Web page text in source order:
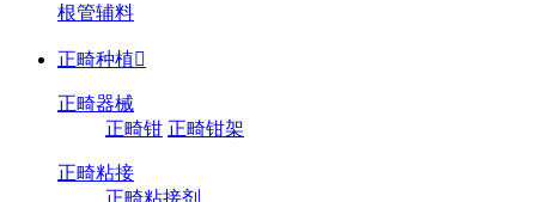
根管辅料
正畸种植
正畸器械
正畸钳 正畸钳架
正畸粘接
正畸粘接剂